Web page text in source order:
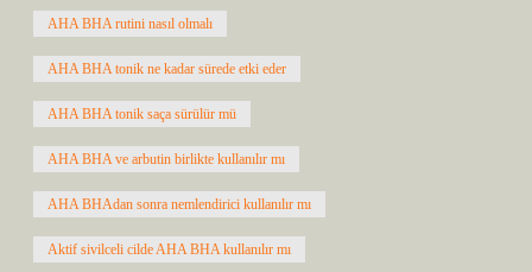
AHA BHA rutini nasıl olmalı
AHA BHA tonik ne kadar sürede etki eder
AHA BHA tonik saça sürülür mü
AHA BHA ve arbutin birlikte kullanılır mı
AHA BHAdan sonra nemlendirici kullanılır mı
Aktif sivilceli cilde AHA BHA kullanılır mı